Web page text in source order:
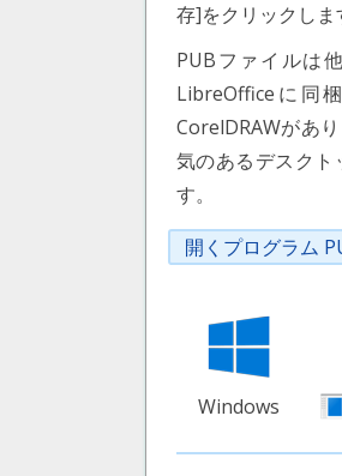
存]をクリックしま
PUBファイルは
LibreOfficeに同
CorelDRAWがあ
気のあるデスク
す。
開くプログラム
Windows